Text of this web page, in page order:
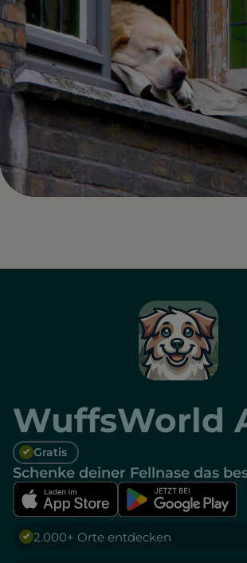
WuffsWorld
Gratis
Schenke deiner Fellnase das
2.000+ Orte entdecken